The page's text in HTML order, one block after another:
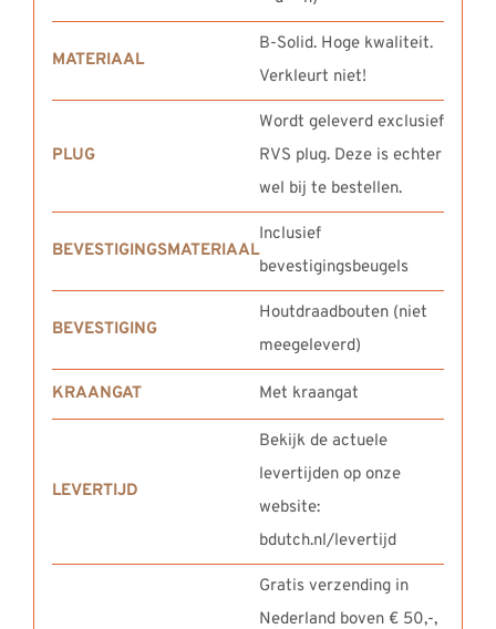
MATERIAAL
B-Solid. Hoge kwaliteit.
Verkleurt niet!
PLUG
Wordt geleverd exclusief
RVS plug. Deze is echter
wel bij te bestellen.
BEVESTIGINGSMATERIAAL
Inclusief
bevestigingsbeugels
BEVESTIGING
Houtdraadbouten (niet
meegeleverd)
KRAANGAT Met kraangat
LEVERTIJD
Bekijk de actuele
levertijden op onze
website:
bdutch.nl/levertijd
Gratis verzending in
Nederland boven € 50,-,